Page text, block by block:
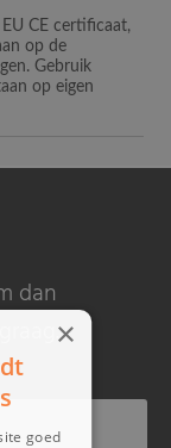
CE certificaat,
op de
Gebruik
op eigen
dan
×
goed